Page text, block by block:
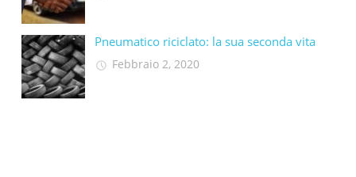
Pneumatico riciclato: la sua seconda vita​
Febbraio 2, 2020